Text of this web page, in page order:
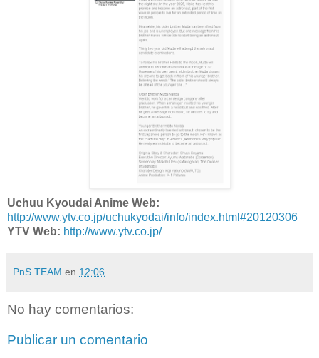
Uchuu Kyoudai Anime Web:
http://www.ytv.co.jp/uchukyodai/info/index.html#20120306
YTV Web: http://www.ytv.co.jp/
PnS TEAM en 12:06
No hay comentarios:
Publicar un comentario